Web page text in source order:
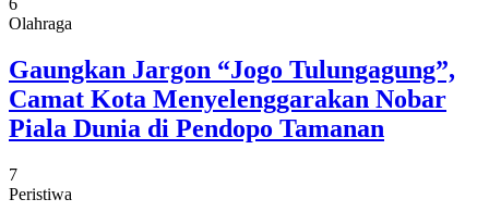
Olahraga
Gaungkan Jargon “Jogo Tulungagung”,
Camat Kota Menyelenggarakan Nobar
Piala Dunia di Pendopo Tamanan
7
Peristiwa